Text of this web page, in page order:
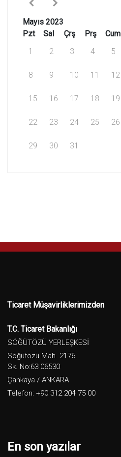
Mayıs 2023
Pzt
Sal Çrş Prş Cum
1
2 3 4 5
8 9 10 11 12
15 16 17 18 19
22 23 24 25 26
29 30 31
Ticaret Müşavirliklerimizden
T.C. Ticaret Bakanlığı
SÖĞÜTÖZÜ YERLEŞKESİ
Söğütözü Mah. 2176.
Sk. No:63 06530
Çankaya / ANKARA
Telefon: +90 312 204 75 00
En son yazılar